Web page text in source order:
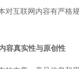
对互联网内容有严格
容真实性与原创性